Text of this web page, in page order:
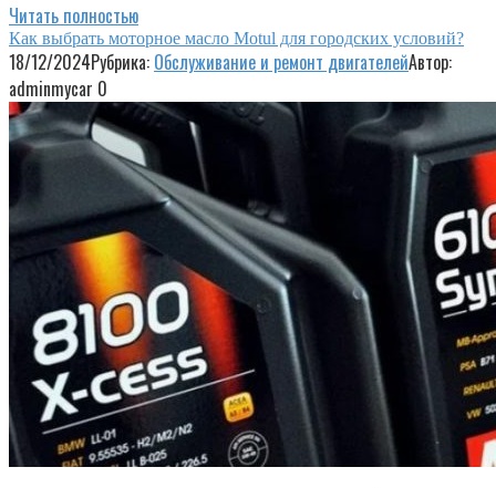
Читать полностью
Как выбрать моторное масло Motul для городских условий?
18/12/2024Рубрика: Обслуживание и ремонт двигателейАвтор:
adminmycar 0